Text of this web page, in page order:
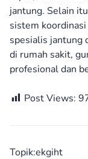
jantung. Selain
sistem
spesialis jantung
di rumah sakit,
profesional dan
Post Views:
Topik:ekgiht